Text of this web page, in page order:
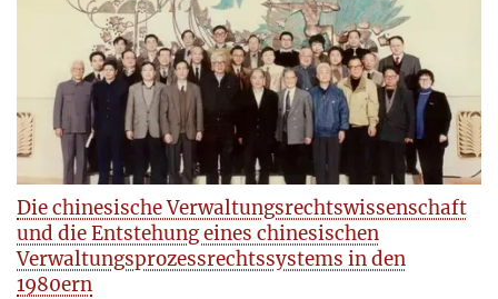
Die chinesische Verwaltungsrechtswissenschaft
und die Entstehung eines chinesischen
Verwaltungsprozessrechtssystems in den
1980ern